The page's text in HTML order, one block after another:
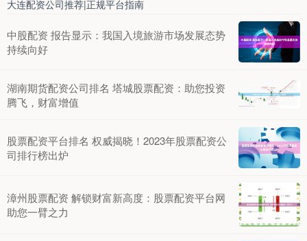
大连配资公司推荐|正规平台指南
中股配资 报告显示：我国入境旅游市场发展态势
持续向好
湖南期货配资公司排名 塔城股票配资：助您投资
腾飞，财富增值
股票配资平台排名 权威揭晓！2023年股票配资公
司排行榜出炉
漳州股票配资 解锁财富新高度：股票配资平台网
助您一臂之力